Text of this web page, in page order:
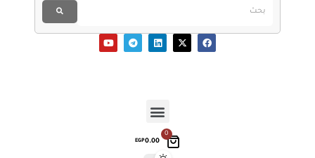
0
EGP0.00